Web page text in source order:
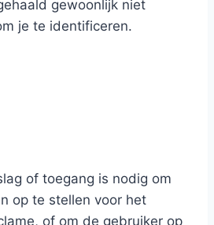
gewoonlijk niet
je te identificeren.
of toegang is nodig om
op te stellen voor het
of om de gebruiker op